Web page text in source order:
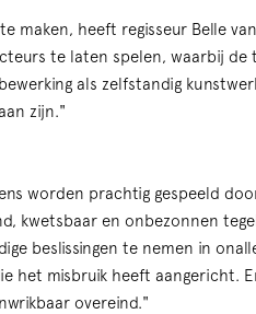
maken, heeft regisseur Belle
te laten spelen, waarbij de
als zelfstandig
zijn."
worden prachtig gespeeld
kwetsbaar en onbezonnen
beslissingen te nemen in
het misbruik heeft aangericht.
overeind."